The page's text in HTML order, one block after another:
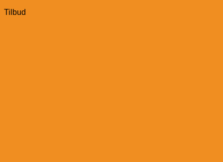
Tilbud